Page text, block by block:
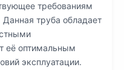
требованиям
Данная труба обладает
её оптимальным
эксплуатации.